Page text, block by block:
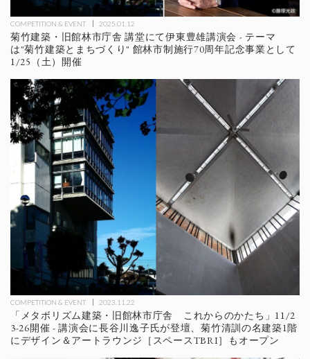
COMPETITION & EVENT 2025.01.12
菊竹建築・旧館林市庁舎 講堂にて伊東豊雄講演会 - テーマ
は"菊竹建築とまちづくり" 館林市制施行70周年記念事業として
1/25（土）開催
COMPETITION & EVENT 2023.11.22
「メタボリズム建築・旧館林市庁舎 これからのかたち」11/2
3-26開催 - 講演会に長谷川逸子氏が登壇、菊竹清訓の名建築1階
にデザイン＆アートラウンジ［スペースTBRI］もオープン